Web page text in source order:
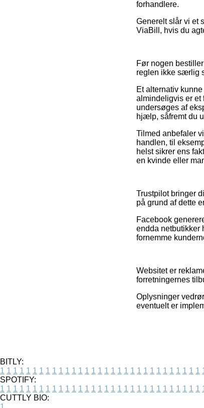
forhandlere.
Generelt slår vi et
ViaBill, hvis du
Før nogen
reglen ikke særlig
Et alternativ
almindeligvis er et
undersøges af
hjælp, såfremt du
Tilmed anbefaler
handlen, til
helst sikrer ens
en kvinde eller
Trustpilot bringer
på grund af dette
Facebook
endda netbutikker
fornemme
Websitet er
forretningernes
Oplysninger
eventuelt er
BITLY:
1 1 1 1 1 1 1 1 1 1 1 1 1 1 1 1 1 1 1 1 1 1 1 1 1 1 1 1 1 1 1
SPOTIFY:
1 1 1 1 1 1 1 1 1 1 1 1 1 1 1 1 1 1 1 1 1 1 1 1 1 1 1 1 1 1 1
CUTTLY BIO: